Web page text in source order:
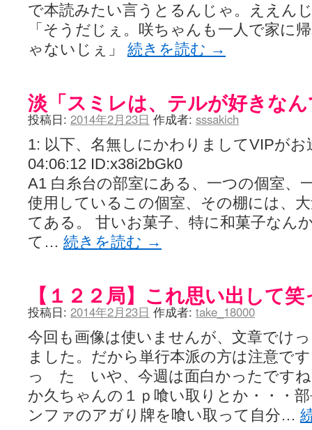
で本読みたい言うとるんじゃ。ええん
「そうだじぇ。咲ちゃんも一人で家に
ゃないじぇ」 続きを読む →
淡「スミレは、テルが好きな
投稿日: 2014年2月23日 作成者: sssakich
1: 以下、名無しにかわりましてVIPがお
04:06:12 ID:x38i2bGk0
A1 白糸台の部室にある、一つの個室、
使用しているこの個室、その棚には、
てある。 甘いお菓子、特に和菓子なん
て… 続きを読む →
【１２２局】これ思い出して
投稿日: 2014年2月23日 作成者: take_18000
今回も画像は使いませんが、文章でけ
ました。だから単行本派の方は注意
っ た いや、今週は面白かったですね
か久ちゃんの１ｐ喰い取りとか・・・
ンファのアガり牌を喰い取って自分…